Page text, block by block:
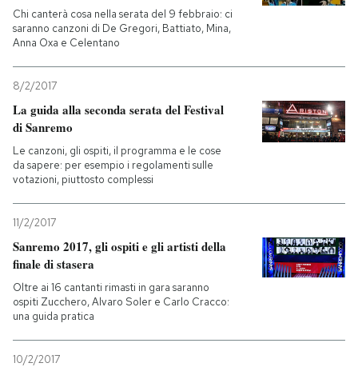
Chi canterà cosa nella serata del 9 febbraio: ci
saranno canzoni di De Gregori, Battiato, Mina,
Anna Oxa e Celentano
8/2/2017
La guida alla seconda serata del Festival
di Sanremo
Le canzoni, gli ospiti, il programma e le cose
da sapere: per esempio i regolamenti sulle
votazioni, piuttosto complessi
11/2/2017
Sanremo 2017, gli ospiti e gli artisti della
finale di stasera
Oltre ai 16 cantanti rimasti in gara saranno
ospiti Zucchero, Alvaro Soler e Carlo Cracco:
una guida pratica
10/2/2017